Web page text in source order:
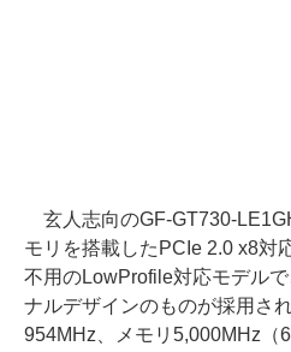
玄人志向のGF-GT730-
モリを搭載したPCIe 2.0 x8対
不用のLowProfile対応モデル
ナルデザインのものが採用さ
954MHz、メモリ5,000MHz（